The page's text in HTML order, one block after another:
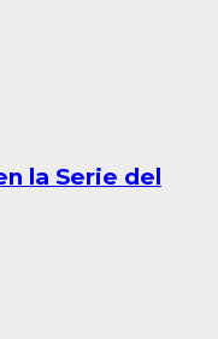
la Serie del